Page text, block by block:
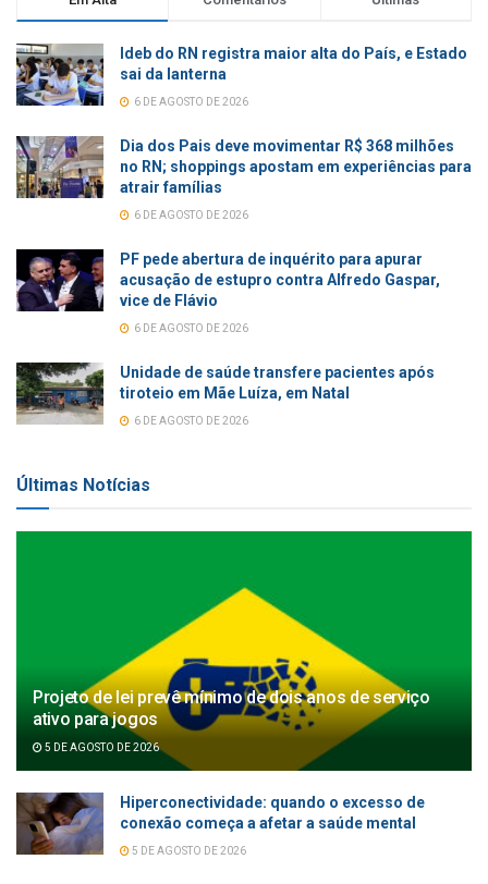
Ideb do RN registra maior alta do País, e Estado
sai da lanterna
6 DE AGOSTO DE 2026
Dia dos Pais deve movimentar R$ 368 milhões
no RN; shoppings apostam em experiências para
atrair famílias
6 DE AGOSTO DE 2026
PF pede abertura de inquérito para apurar
acusação de estupro contra Alfredo Gaspar,
vice de Flávio
6 DE AGOSTO DE 2026
Unidade de saúde transfere pacientes após
tiroteio em Mãe Luíza, em Natal
6 DE AGOSTO DE 2026
Últimas Notícias
Projeto de lei prevê mínimo de dois anos de serviço
ativo para jogos
5 DE AGOSTO DE 2026
Hiperconectividade: quando o excesso de
conexão começa a afetar a saúde mental
5 DE AGOSTO DE 2026